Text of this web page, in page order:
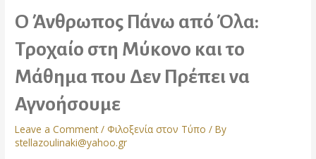
Ο Άνθρωπος Πάνω από Όλα:
Τροχαίο στη Μύκονο και το
Μάθημα που Δεν Πρέπει να
Αγνοήσουμε
Leave a Comment /Φιλοξενία στον Τύπο / By
stellazoulinaki@yahoo.gr